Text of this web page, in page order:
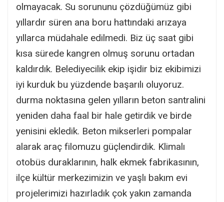
olmayacak. Su sorununu çözdüğümüz gibi
yıllardır süren ana boru hattındaki arızaya
yıllarca müdahale edilmedi. Biz üç saat gibi
kısa sürede kangren olmuş sorunu ortadan
kaldırdık. Belediyecilik ekip işidir biz ekibimizi
iyi kurduk bu yüzdende başarılı oluyoruz.
durma noktasına gelen yılların beton santralini
yeniden daha faal bir hale getirdik ve birde
yenisini ekledik. Beton mikserleri pompalar
alarak araç filomuzu güçlendirdik. Klimalı
otobüs duraklarının, halk ekmek fabrikasının,
ilçe kültür merkezimizin ve yaşlı bakım evi
projelerimizi hazırladık çok yakın zamanda